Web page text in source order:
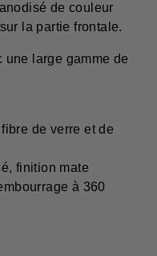
de couleur
la partie frontale.
une large gamme de
de verre et de
finition mate
à 360